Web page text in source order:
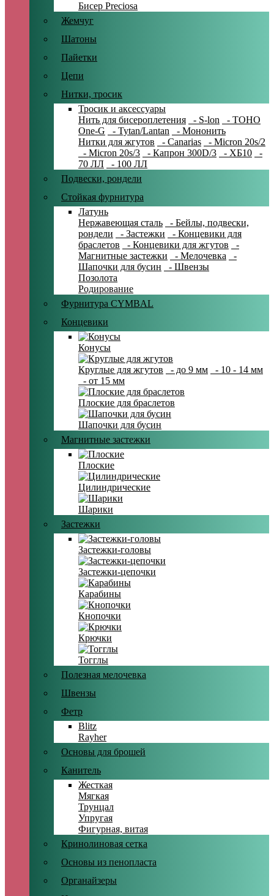
Бисер Preciosa
Жемчуг
Шатоны
Пайетки
Цепи
Нитки, тросик
Тросик и аксессуары
Нить для бисероплетения
- S-lon
- TOHO
One-G
- Tytan/Lantan
- Мононить
Нитки для жгутов
- Canarias
- Micron 20s/2
- Micron 20s/3
- Капрон 300D/3 - ХБ10
-
70 ЛЛ
- 100 ЛЛ
Подвески, рондели
Стойкая фурнитура
Латунь
Нержавеющая сталь
- Бейлы, подвески,
рондели
- Застежки
- Концевики для
браслетов
- Концевики для жгутов
-
Магнитные застежки
- Мелочевка
-
Шапочки для бусин
- Швензы
Позолота
Родирование
Фурнитура CYMBAL
Концевики
Конусы
Круглые для жгутов - до 9 мм
- 10 - 14 мм
- от 15 мм
Плоские для браслетов
Шапочки для бусин
Магнитные застежки
Плоские
Цилиндрические
Шарики
Застежки
Застежки-головы
Застежки-цепочки
Карабины
Кнопочки
Крючки
Тогглы
Полезная мелочевка
Швензы
Фетр
Blitz
Rayher
Основы для брошей
Канитель
Жесткая
Мягкая
Трунцал
Упругая
Фигурная, витая
Кринолиновая сетка
Основы из пенопласта
Органайзеры